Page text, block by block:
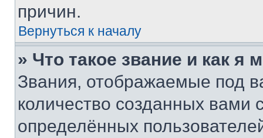
причин.
Вернуться к началу
» Что такое звание и как я
Звания, отображаемые под
количество созданных
определённых